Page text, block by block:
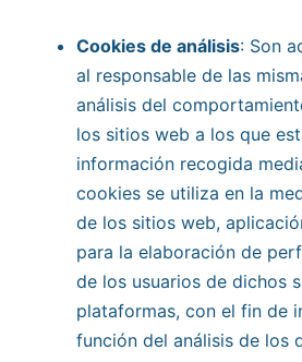
Cookies de análisis: Son
al responsable de las
análisis del
los sitios web a los que
información recogida
cookies se utiliza en la
de los sitios web,
para la elaboración de
de los usuarios de dichos
plataformas, con el fin de
función del análisis de los